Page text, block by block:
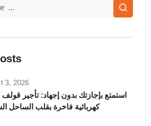
3, 2026
كهربائية فاخرة بقلب الساحل